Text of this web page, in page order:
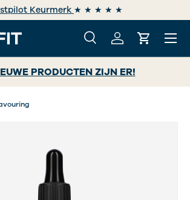
Keurmerk ★ ★ ★ ★ ★
ZoekenInloggen
Menu
PRODUCTEN ZIJN ER!